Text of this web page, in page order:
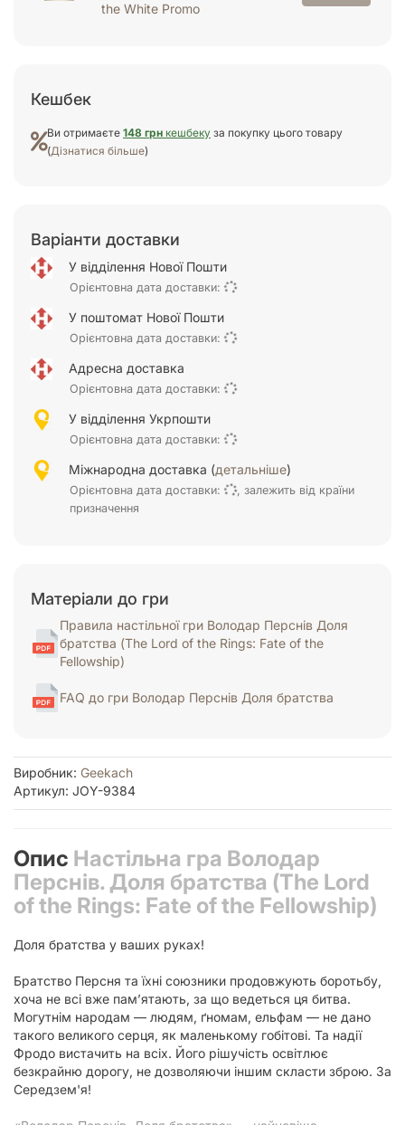
the White Promo
Кешбек
Ви отримаєте 148 грн кешбеку за покупку цього товару
(Дізнатися більше)
Варіанти доставки
У відділення Нової Пошти
Орієнтовна дата доставки:
У поштомат Нової Пошти
Орієнтовна дата доставки:
Адресна доставка
Орієнтовна дата доставки:
У відділення Укрпошти
Орієнтовна дата доставки:
Міжнародна доставка (детальніше)
Орієнтовна дата доставки:
, залежить від країни
призначення
Матеріали до гри
Правила настільної гри Володар Перснів Доля
братства (The Lord of the Rings: Fate of the
Fellowship)
FAQ до гри Володар Перснів Доля братства
Виробник: Geekach
Артикул: JOY-9384
Опис Настільна гра Володар
Перснів. Доля братства (The Lord
of the Rings: Fate of the Fellowship)
Доля братства у ваших руках!
Братство Персня та їхні союзники продовжують боротьбу,
хоча не всі вже пам’ятають, за що ведеться ця битва.
Могутнім народам — людям, ґномам, ельфам — не дано
такого великого серця, як маленькому гобітові. Та надії
Фродо вистачить на всіх. Його рішучість освітлює
безкрайню дорогу, не дозволяючи іншим скласти зброю. За
Середзем'я!